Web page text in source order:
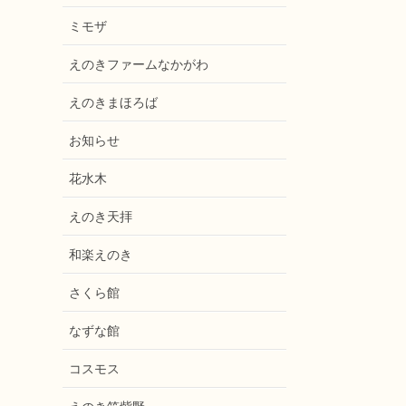
ミモザ
えのきファームなかがわ
えのきまほろば
お知らせ
花水木
えのき天拝
和楽えのき
さくら館
なずな館
コスモス